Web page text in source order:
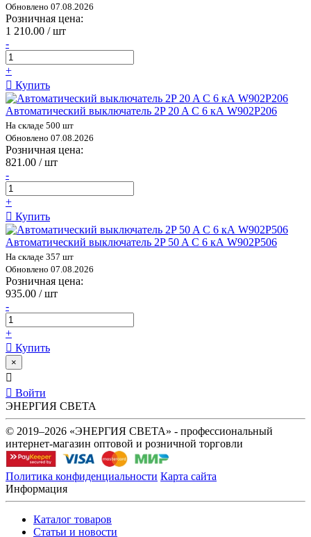
Обновлено 07.08.2026
Розничная цена:
1 210.00 / шт
-
+
Купить
Автоматический выключатель 2P 20 A C 6 кА W902P206
На складе 500 шт
Обновлено 07.08.2026
Розничная цена:
821.00 / шт
-
+
Купить
Автоматический выключатель 2P 50 A C 6 кА W902P506
На складе 357 шт
Обновлено 07.08.2026
Розничная цена:
935.00 / шт
-
+
Купить
×
Войти
ЭНЕРГИЯ СВЕТА
© 2019–2026 «ЭНЕРГИЯ СВЕТА» - профессиональный
интернет-магазин оптовой и розничной торговли
Политика конфиденциальности Карта сайта
Информация
Каталог товаров
Статьи и новости